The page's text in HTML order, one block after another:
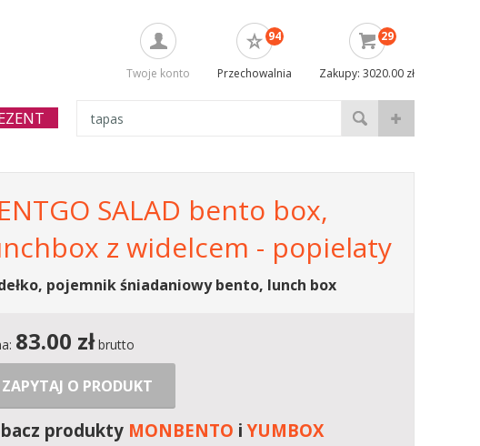
Twoje konto
94
Przechowalnia
29
Zakupy: 3020.00 zł
SALAD bento box,
z widelcem - popielaty
pojemnik śniadaniowy bento, lunch box
83.00 złbrutto
ZAPYTAJ O PRODUKT
produkty MONBENTO iYUMBOX